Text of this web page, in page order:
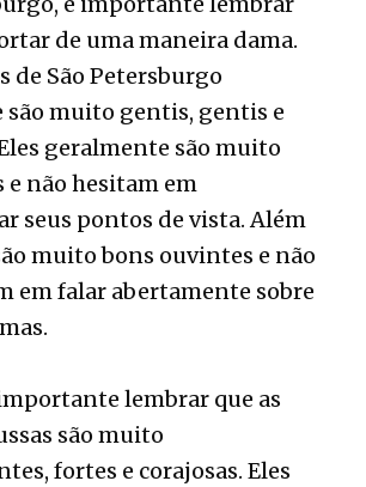
de uma maneira dama.
de São Petersburgo
são muito gentis, gentis e
geralmente são muito
e não hesitam em
seus pontos de vista. Além
muito bons ouvintes e não
em falar abertamente sobre
lembrar que as
são muito
fortes e corajosas. Eles